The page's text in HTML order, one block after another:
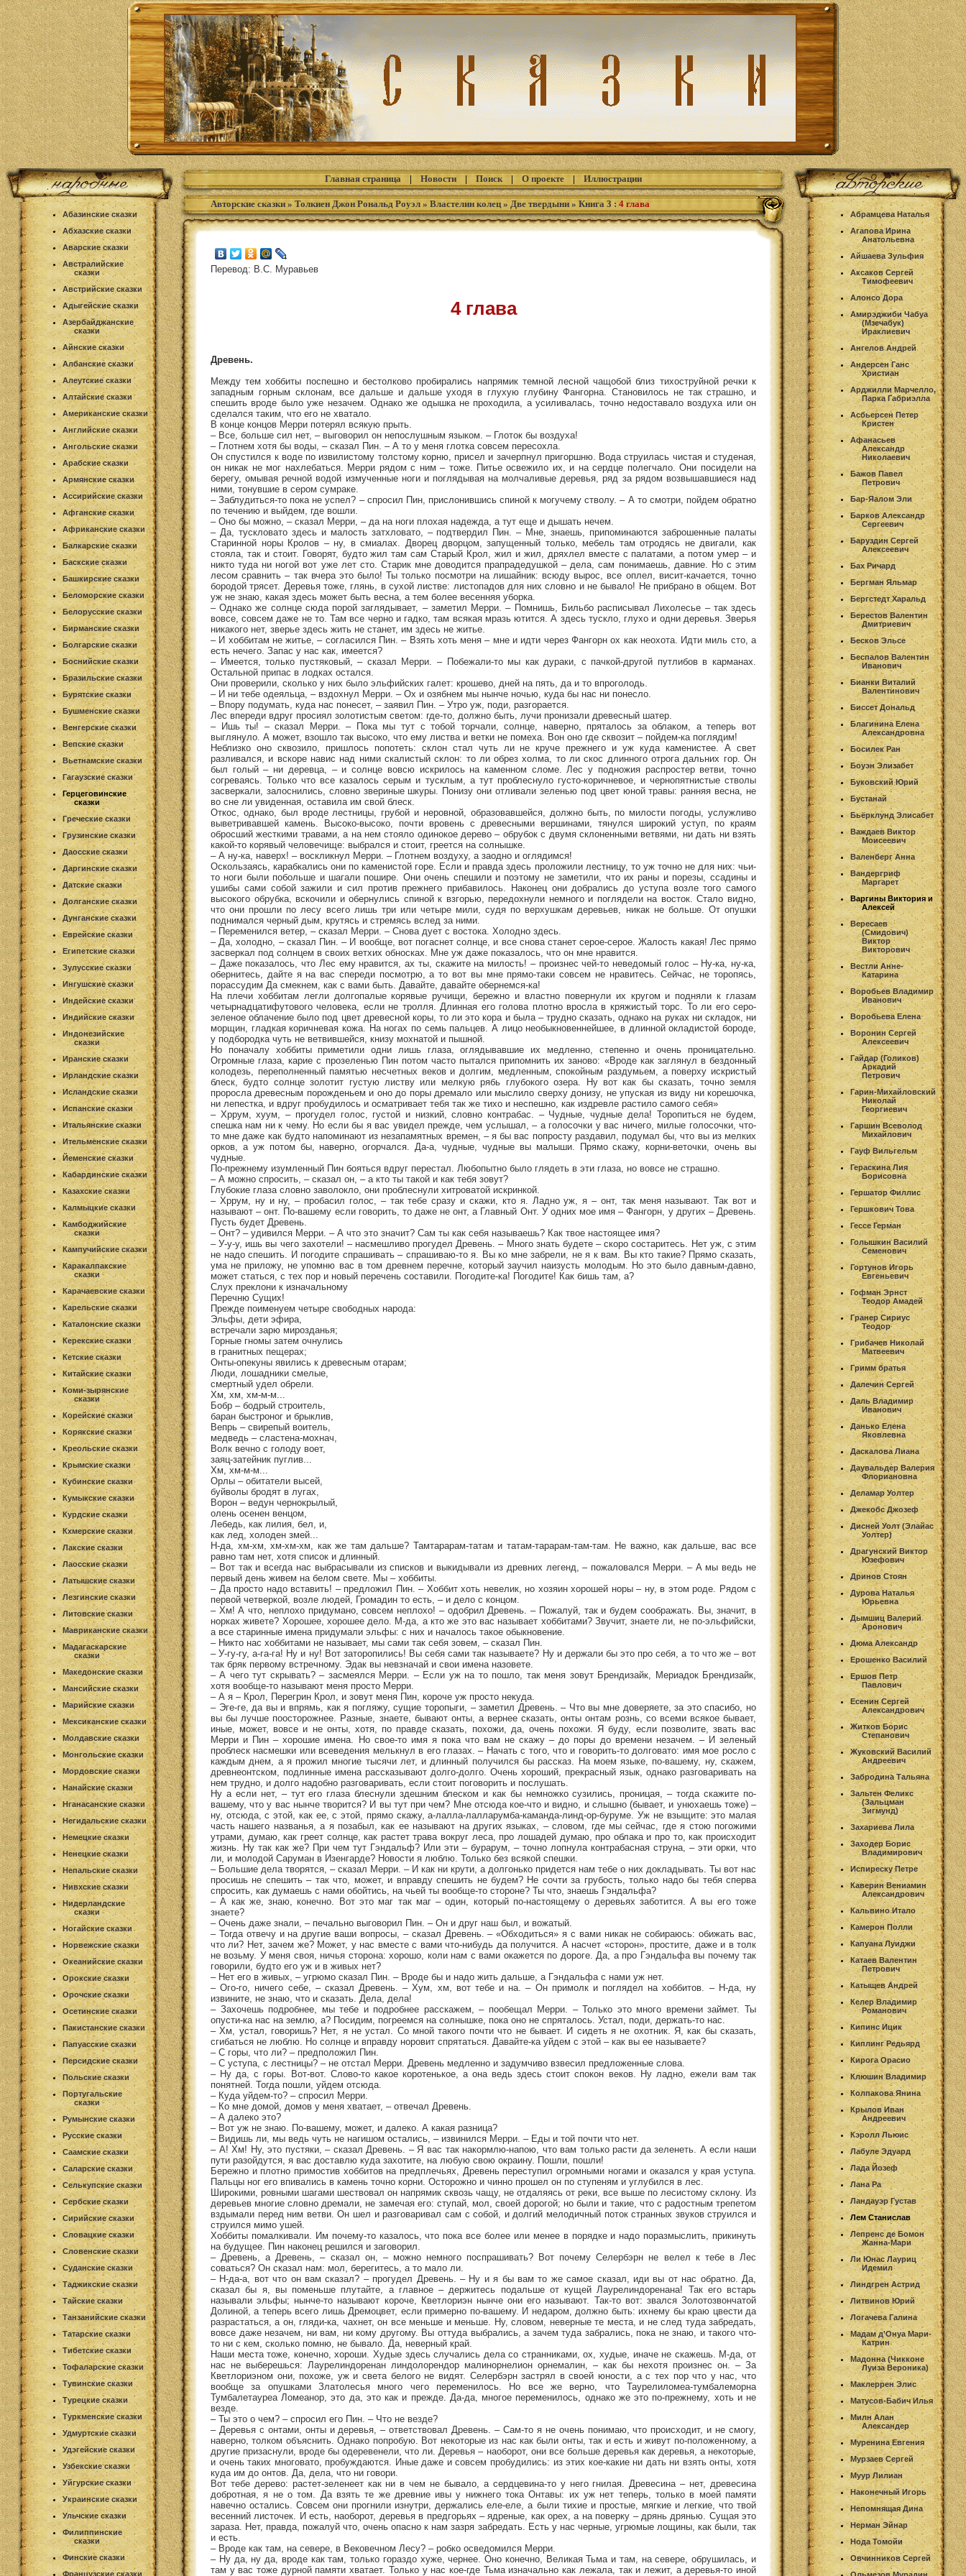
Абазинские сказки
Абхазские сказки
Аварские сказки
Австралийские
сказки
Австрийские сказки
Адыгейские сказки
Азербайджанские
сказки
Айнские сказки
Албанские сказки
Алеутские сказки
Алтайские сказки
Американские сказки
Английские сказки
Ангольские сказки
Арабские сказки
Армянские сказки
Ассирийские сказки
Афганские сказки
Африканские сказки
Балкарские сказки
Баскские сказки
Башкирские сказки
Беломорские сказки
Белорусские сказки
Бирманские сказки
Болгарские сказки
Боснийские сказки
Бразильские сказки
Бурятские сказки
Бушменские сказки
Венгерские сказки
Вепские сказки
Вьетнамские сказки
Гагаузские сказки
Герцеговинские
сказки
Греческие сказки
Грузинские сказки
Даосские сказки
Даргинские сказки
Датские сказки
Долганские сказки
Дунганские сказки
Еврейские сказки
Египетские сказки
Зулусские сказки
Ингушские сказки
Индейские сказки
Индийские сказки
Индонезийские
сказки
Иранские сказки
Ирландские сказки
Исландские сказки
Испанские сказки
Итальянские сказки
Ительменские сказки
Йеменские сказки
Кабардинские сказки
Казахские сказки
Калмыцкие сказки
Камбоджийские
сказки
Кампучийские сказки
Каракалпакские
сказки
Карачаевские сказки
Карельские сказки
Каталонские сказки
Керекские сказки
Кетские сказки
Китайские сказки
Коми-зырянские
сказки
Корейские сказки
Корякские сказки
Креольские сказки
Крымские сказки
Кубинские сказки
Кумыкские сказки
Курдские сказки
Кхмерские сказки
Лакские сказки
Лаосские сказки
Латышские сказки
Лезгинские сказки
Литовские сказки
Мавриканские сказки
Мадагаскарские
сказки
Македонские сказки
Мансийские сказки
Марийские сказки
Мексиканские сказки
Молдавские сказки
Монгольские сказки
Мордовские сказки
Нанайские сказки
Нганасанские сказки
Негидальские сказки
Немецкие сказки
Ненецкие сказки
Непальские сказки
Нивхские сказки
Нидерландские
сказки
Ногайские сказки
Норвежские сказки
Океанийские сказки
Орокские сказки
Орочские сказки
Осетинские сказки
Пакистанские сказки
Папуасские сказки
Персидские сказки
Польские сказки
Португальские
сказки
Румынские сказки
Русские сказки
Саамские сказки
Саларские сказки
Селькупские сказки
Сербские сказки
Сирийские сказки
Словацкие сказки
Словенские сказки
Суданские сказки
Таджикские сказки
Тайские сказки
Танзанийские сказки
Татарские сказки
Тибетские сказки
Тофаларские сказки
Тувинские сказки
Турецкие сказки
Туркменские сказки
Удмуртские сказки
Удэгейские сказки
Узбекские сказки
Уйгурские сказки
Украинские сказки
Ульчские сказки
Филиппинские
сказки
Финские сказки
Французские сказки
Главная страница| Новости| Поиск| О проекте| Иллюстрации
Авторские сказки » Толкиен Джон Рональд Роуэл » Властелин колец » Две твердыни » Книга 3 : 4 глава
Перевод: В.С. Муравьев
4 глава
Древень.
Между тем хоббиты поспешно и бестолково пробирались напрямик темной лесной чащобой близ тихоструйной речки к
западным горным склонам, все дальше и дальше уходя в глухую глубину Фангорна. Становилось не так страшно, и
спешить вроде было уже незачем. Однако же одышка не проходила, а усиливалась, точно недоставало воздуха или он
сделался таким, что его не хватало.
В конце концов Мерри потерял всякую прыть.
– Все, больше сил нет, – выговорил он непослушным языком. – Глоток бы воздуха!
– Глотнем хотя бы воды, – сказал Пин. – А то у меня глотка совсем пересохла.
Он спустился к воде по извилистому толстому корню, присел и зачерпнул пригоршню. Вода струилась чистая и студеная,
он никак не мог нахлебаться. Мерри рядом с ним – тоже. Питье освежило их, и на сердце полегчало. Они посидели на
берегу, омывая речной водой измученные ноги и поглядывая на молчаливые деревья, ряд за рядом возвышавшиеся над
ними, тонувшие в сером сумраке.
– Заблудиться-то пока не успел? – спросил Пин, прислонившись спиной к могучему стволу. – А то смотри, пойдем обратно
по течению и выйдем, где вошли.
– Оно бы можно, – сказал Мерри, – да на ноги плохая надежда, а тут еще и дышать нечем.
– Да, тускловато здесь и малость затхловато, – подтвердил Пин. – Мне, знаешь, припоминаются заброшенные палаты
Старинной норы Кролов – ну, в смиалах. Дворец дворцом, запущенный только, мебель там отродясь не двигали, как
стояла, так и стоит. Говорят, будто жил там сам Старый Крол, жил и жил, дряхлел вместе с палатами, а потом умер – и
никто туда ни ногой вот уже лет сто. Старик мне доводится прапрадедушкой – дела, сам понимаешь, давние. Но с этим
лесом сравнить – так вчера это было! Ты только посмотри на лишайник: всюду вырос, все оплел, висит-качается, точно
бородой трясет. Деревья тоже, глянь, в сухой листве: листопадов для них словно и не бывало! Не прибрано в общем. Вот
уж не знаю, какая здесь может быть весна, а тем более весенняя уборка.
– Однако же солнце сюда порой заглядывает, – заметил Мерри. – Помнишь, Бильбо расписывал Лихолесье – так здесь
вовсе, совсем даже не то. Там все черно и гадко, там всякая мразь ютится. А здесь тускло, глухо и одни деревья. Зверья
никакого нет, зверье здесь жить не станет, им здесь не житье.
– И хоббитам не житье, – согласился Пин. – Взять хоть меня – мне и идти через Фангорн ох как неохота. Идти миль сто, а
есть нечего. Запас у нас как, имеется?
– Имеется, только пустяковый, – сказал Мерри. – Побежали-то мы как дураки, с пачкой-другой путлибов в карманах.
Остальной припас в лодках остался.
Они проверили, сколько у них было эльфийских галет: крошево, дней на пять, да и то впроголодь.
– И ни тебе одеяльца, – вздохнул Мерри. – Ох и озябнем мы нынче ночью, куда бы нас ни понесло.
– Впору подумать, куда нас понесет, – заявил Пин. – Утро уж, поди, разгорается.
Лес впереди вдруг просиял золотистым светом: где-то, должно быть, лучи пронизали древесный шатер.
– Ишь ты! – сказал Мерри. – Пока мы тут с тобой торчали, солнце, наверно, пряталось за облаком, а теперь вот
выглянуло. А может, взошло так высоко, что ему листва и ветки не помеха. Вон оно где сквозит – пойдем-ка поглядим!
Неблизко оно сквозило, пришлось попотеть: склон стал чуть ли не круче прежнего и уж куда каменистее. А свет
разливался, и вскоре навис над ними скалистый склон: то ли обрез холма, то ли скос длинного отрога дальних гор. Он
был голый – ни деревца, – и солнце вовсю искрилось на каменном сломе. Лес у подножия распростер ветви, точно
согреваясь. Только что все казалось серым и тусклым, а тут проблеснуло густо-коричневое, и чернопятнистые стволы
засверкали, залоснились, словно звериные шкуры. Понизу они отливали зеленью под цвет юной травы: ранняя весна, не
во сне ли увиденная, оставила им свой блеск.
Откос, однако, был вроде лестницы, грубой и неровной, образовавшейся, должно быть, по милости погоды, услужливо
выветривавшей камень. Высоко-высоко, почти вровень с древесными вершинами, тянулся широкий уступ, по краям
обросший жесткими травами, а на нем стояло одинокое дерево – обрубок с двумя склоненными ветвями, ни дать ни взять
какой-то корявый человечище: выбрался и стоит, греется на солнышке.
– А ну-ка, наверх! – воскликнул Мерри. – Глотнем воздуху, а заодно и оглядимся!
Оскользаясь, карабкались они по каменистой горе. Если и правда здесь проложили лестницу, то уж точно не для них: чьи-
то ноги были побольше и шагали пошире. Они очень спешили и поэтому не заметили, что их раны и порезы, ссадины и
ушибы сами собой зажили и сил против прежнего прибавилось. Наконец они добрались до уступа возле того самого
высокого обрубка, вскочили и обернулись спиной к взгорью, передохнули немного и поглядели на восток. Стало видно,
что они прошли по лесу всего лишь три или четыре мили, судя по верхушкам деревьев, никак не больше. От опушки
поднимался черный дым, крутясь и стремясь вслед за ними.
– Переменился ветер, – сказал Мерри. – Снова дует с востока. Холодно здесь.
– Да, холодно, – сказал Пин. – И вообще, вот погаснет солнце, и все снова станет серое-серое. Жалость какая! Лес прямо
засверкал под солнцем в своих ветхих обносках. Мне уж даже показалось, что он мне нравится.
– Даже показалось, что Лес ему нравится, ах ты, скажите на милость! – произнес чей-то неведомый голос – Ну-ка, ну-ка,
обернитесь, дайте я на вас спереди посмотрю, а то вот вы мне прямо-таки совсем не нравитесь. Сейчас, не торопясь,
порассудим Да смекнем, как с вами быть. Давайте, давайте обернемся-ка!
На плечи хоббитам легли долгопалые корявые ручищи, бережно и властно повернули их кругом и подняли к глазам
четырнадцатифутового человека, если не тролля. Длинная его голова плотно вросла в кряжистый торс. То ли его серо-
зеленое облачение было под цвет древесной коры, то ли это кора и была – трудно сказать, однако на руках ни складок, ни
морщин, гладкая коричневая кожа. На ногах по семь пальцев. А лицо необыкновеннейшее, в длинной окладистой бороде,
у подбородка чуть не ветвившейся, книзу мохнатой и пышной.
Но поначалу хоббиты приметили одни лишь глаза, оглядывавшие их медленно, степенно и очень проницательно.
Огромные глаза, карие с прозеленью Пин потом часто пытался припомнить их заново: «Вроде как заглянул в бездонный
колодезь, переполненный памятью несчетных веков и долгим, медленным, спокойным раздумьем, а поверху искристый
блеск, будто солнце золотит густую листву или мелкую рябь глубокого озера. Ну вот как бы сказать, точно земля
проросла древесным порожденьем и оно до поры дремало или мыслило сверху донизу, не упуская из виду ни корешочка,
ни лепестка, и вдруг пробудилось и осматривает тебя так же тихо и неспешно, как издревле растило самого себя»
– Хррум, хуум, – прогудел голос, густой и низкий, словно контрабас. – Чудные, чудные дела! Торопиться не будем,
спешка нам ни к чему. Но если бы я вас увидел прежде, чем услышал, – а голосочки у вас ничего, милые голосочки, что-
то мне даже как будто напоминают из незапамятных времен, – я бы вас попросту раздавил, подумал бы, что вы из мелких
орков, а уж потом бы, наверно, огорчался. Да-а, чудные, чудные вы малыши. Прямо скажу, корни-веточки, очень вы
чудные.
По-прежнему изумленный Пин бояться вдруг перестал. Любопытно было глядеть в эти глаза, но вовсе не страшно.
– А можно спросить, – сказал он, – а кто ты такой и как тебя зовут?
Глубокие глаза словно заволокло, они проблеснули хитроватой искринкой.
– Хррум, ну и ну, – пробасил голос, – так тебе сразу и скажи, кто я. Ладно уж, я – онт, так меня называют. Так вот и
называют – онт. По-вашему если говорить, то даже не онт, а Главный Онт. У одних мое имя – Фангорн, у других – Древень.
Пусть будет Древень.
– Онт? – удивился Мерри. – А что это значит? Сам ты как себя называешь? Как твое настоящее имя?
– У-у-у, ишь вы чего захотели! – насмешливо прогудел Древень. – Много знать будете – скоро состаритесь. Нет уж, с этим
не надо спешить. И погодите спрашивать – спрашиваю-то я. Вы ко мне забрели, не я к вам. Вы кто такие? Прямо сказать,
ума не приложу, не упомню вас в том древнем перечне, который заучил наизусть молодым. Но это было давным-давно,
может статься, с тех пор и новый перечень составили. Погодите-ка! Погодите! Как бишь там, а?
Слух преклони к изначальному
Перечню Сущих!
Прежде поименуем четыре свободных народа:
Эльфы, дети эфира,
встречали зарю мирозданья;
Горные гномы затем очнулись
в гранитных пещерах;
Онты-опекуны явились к древесным отарам;
Люди, лошадники смелые,
смертный удел обрели.
Хм, хм, хм-м-м...
Бобр – бодрый строитель,
баран быстроног и брыклив,
Вепрь – свирепый воитель,
медведь – сластена-мохнач,
Волк вечно с голоду воет,
заяц-затейник пуглив...
Хм, хм-м-м...
Орлы – обитатели высей,
буйволы бродят в лугах,
Ворон – ведун чернокрылый,
олень осенен венцом,
Лебедь, как лилия, бел, и,
как лед, холоден змей...
Н-да, хм-хм, хм-хм-хм, как же там дальше? Тамтарарам-татам и татам-тарарам-там-там. Не важно, как дальше, вас все
равно там нет, хотя список и длинный.
– Вот так и всегда нас выбрасывали из списков и выкидывали из древних легенд, – пожаловался Мерри. – А мы ведь не
первый день живем на белом свете. Мы – хоббиты.
– Да просто надо вставить! – предложил Пин. – Хоббит хоть невелик, но хозяин хорошей норы – ну, в этом роде. Рядом с
первой четверкой, возле людей, Громадин то есть, – и дело с концом.
– Хм! А что, неплохо придумано, совсем неплохо! – одобрил Древень. – Пожалуй, так и будем соображать. Вы, значит, в
норках живете? Хорошее, хорошее дело. М-да, а кто же это вас называет хоббитами? Звучит, знаете ли, не по-эльфийски,
а все старинные имена придумали эльфы: с них и началось такое обыкновение.
– Никто нас хоббитами не называет, мы сами так себя зовем, – сказал Пин.
– У-гу-гу, а-га-га! Ну и ну! Вот заторопились! Вы себя сами так называете? Ну и держали бы это про себя, а то что же – вот
так бряк первому встречному. Эдак вы невзначай и свои имена назовете.
– А чего тут скрывать? – засмеялся Мерри. – Если уж на то пошло, так меня зовут Брендизайк, Мериадок Брендизайк,
хотя вообще-то называют меня просто Мерри.
– А я – Крол, Перегрин Крол, и зовут меня Пин, короче уж просто некуда.
– Эге-ге, да вы и впрямь, как я погляжу, сущие торопыги, – заметил Древень. – Что вы мне доверяете, за это спасибо, но
вы бы лучше поосторожнее. Разные, знаете, бывают онты, а вернее сказать, онты онтам рознь, со всеми всякое бывает,
иные, может, вовсе и не онты, хотя, по правде сказать, похожи, да, очень похожи. Я буду, если позволите, звать вас
Мерри и Пин – хорошие имена. Но свое-то имя я пока что вам не скажу – до поры до времени незачем. – И зеленый
проблеск насмешки или всеведения мелькнул в его глазах. – Начать с того, что и говорить-то долговато: имя мое росло с
каждым днем, а я прожил многие тысячи лет, и длинный получился бы рассказ. На моем языке, по-вашему, ну, скажем,
древнеонтском, подлинные имена рассказывают долго-долго. Очень хороший, прекрасный язык, однако разговаривать на
нем трудно, и долго надобно разговаривать, если стоит поговорить и послушать.
Ну а если нет, – тут его глаза блеснули здешним блеском и как бы немножко сузились, проницая, – тогда скажите по-
вашему, что у вас нынче творится? И вы тут при чем? Мне отсюда кое-что и видно, и слышно (бывает, и унюхаешь тоже) –
ну, отсюда, с этой, как ее, с этой, прямо скажу, а-лалла-лалларумба-каманда-линд-ор-буруме. Уж не взыщите: это малая
часть нашего названья, а я позабыл, как ее называют на других языках, – словом, где мы сейчас, где я стою погожими
утрами, думаю, как греет солнце, как растет трава вокруг леса, про лошадей думаю, про облака и про то, как происходит
жизнь. Ну так как же? При чем тут Гэндальф? Или эти – бурарум, – точно лопнула контрабасная струна, – эти орки, что
ли, и молодой Саруман в Изенгарде? Новости я люблю. Только без всякой спешки.
– Большие дела творятся, – сказал Мерри. – И как ни крути, а долгонько придется нам тебе о них докладывать. Ты вот нас
просишь не спешить – так что, может, и вправду спешить не будем? Не сочти за грубость, только надо бы тебя сперва
спросить, как думаешь с нами обойтись, на чьей ты вообще-то стороне? Ты что, знаешь Гэндальфа?
– А как же, знаю, конечно. Вот это маг так маг – один, который по-настоящему о деревьях заботится. А вы его тоже
знаете?
– Очень даже знали, – печально выговорил Пин. – Он и друг наш был, и вожатый.
– Тогда отвечу и на другие ваши вопросы, – сказал Древень. – «Обходиться» я с вами никак не собираюсь: обижать вас,
что ли? Нет, зачем же? Может, у нас вместе с вами что-нибудь да получится. А насчет «сторон», простите, даже и в толк
не возьму. У меня своя, ничья сторона: хорошо, коли нам с вами окажется по дороге. Да, а про Гэндальфа вы почему так
говорили, будто его уж и в живых нет?
– Нет его в живых, – угрюмо сказал Пин. – Вроде бы и надо жить дальше, а Гэндальфа с нами уж нет.
– Ого-го, ничего себе, – сказал Древень. – Хум, хм, вот тебе и на. – Он примолк и поглядел на хоббитов. – Н-да, ну
извините, не знаю, что и сказать. Дела, дела!
– Захочешь подробнее, мы тебе и подробнее расскажем, – пообещал Мерри. – Только это много времени займет. Ты
опусти-ка нас на землю, а? Посидим, погреемся на солнышке, пока оно не спряталось. Устал, поди, держать-то нас.
– Хм, устал, говоришь? Нет, я не устал. Со мной такого почти что не бывает. И сидеть я не охотник. Я, как бы сказать,
сгибаться не люблю. Но солнце и вправду норовит спрятаться. Давайте-ка уйдем с этой – как вы ее называете?
– С горы, что ли? – предположил Пин.
– С уступа, с лестницы? – не отстал Мерри. Древень медленно и задумчиво взвесил предложенные слова.
– Ну да, с горы. Вот-вот. Слово-то какое коротенькое, а она ведь здесь стоит спокон веков. Ну ладно, ежели вам так
понятней. Тогда пошли, уйдем отсюда.
– Куда уйдем-то? – спросил Мерри.
– Ко мне домой, домов у меня хватает, – отвечал Древень.
– А далеко это?
– Вот уж не знаю. По-вашему, может, и далеко. А какая разница?
– Видишь ли, мы ведь чуть не нагишом остались, – извинился Мерри. – Еды и той почти что нет.
– А! Хм! Ну, это пустяки, – сказал Древень. – Я вас так накормлю-напою, что вам только расти да зеленеть. А если наши
пути разойдутся, я вас доставлю куда захотите, на любую свою окраину. Пошли, пошли!
Бережно и плотно примостив хоббитов на предплечьях, Древень переступил огромными ногами и оказался у края уступа.
Пальцы ног его впивались в камень точно корни. Осторожно и чинно прошел он по ступеням и углубился в лес.
Широкими, ровными шагами шествовал он напрямик сквозь чащу, не отдаляясь от реки, все выше по лесистому склону. Из
деревьев многие словно дремали, не замечая его: ступай, мол, своей дорогой; но были и такие, что с радостным трепетом
вздымали перед ним ветви. Он шел и разговаривал сам с собой, и долгий мелодичный поток странных звуков струился и
струился мимо ушей.
Хоббиты помалкивали. Им почему-то казалось, что пока все более или менее в порядке и надо поразмыслить, прикинуть
на будущее. Пин наконец решился и заговорил.
– Древень, а Древень, – сказал он, – можно немного поспрашивать? Вот почему Селербэрн не велел к тебе в Лес
соваться? Он сказал нам: мол, берегитесь, а то мало ли.
– Н-да-а, вот что он вам сказал? – прогудел Древень. – Ну и я бы вам то же самое сказал, иди вы от нас обратно. Да,
сказал бы я, вы поменьше плутайте, а главное – держитесь подальше от кущей Лаурелиндоренана! Так его встарь
называли эльфы; нынче-то называют короче, Кветлориэн нынче они его называют. Так-то вот: звался Золотозвончатой
Долиной, а теперь всего лишь Дремоцвет, если примерно по-вашему. И недаром, должно быть: ихнему бы краю цвести да
разрастаться, а он, гляди-ка, чахнет, он все меньше и меньше. Ну, словом, неверные те места, и не след туда забредать,
вовсе даже незачем, ни вам, ни кому другому. Вы оттуда выбрались, а зачем туда забрались, пока не знаю, и такого что-
то ни с кем, сколько помню, не бывало. Да, неверный край.
Наши места тоже, конечно, хороши. Худые здесь случались дела со странниками, ох, худые, иначе не скажешь. М-да, от
нас не выберешься: Лаурелиндоренан линдолорендор малинорнелион орнемалин, – как бы нехотя произнес он. – За
Кветлориэном они, похоже, уж и света белого не видят. Селербэрн застрял в своей юности, а с тех пор что у нас, что
вообще за опушками Златолесья много чего переменилось. Но все же верно, что Таурелиломеа-тумбалеморна
Тумбалетауреа Ломеанор, это да, это как и прежде. Да-да, многое переменилось, однако же это по-прежнему, хоть и не
везде.
– Ты это о чем? – спросил его Пин. – Что не везде?
– Деревья с онтами, онты и деревья, – ответствовал Древень. – Сам-то я не очень понимаю, что происходит, и не смогу,
наверно, толком объяснить. Однако попробую. Вот некоторые из нас как были онты, так и есть и живут по-положенному, а
другие призаснули, вроде бы одеревенели, что ли. Деревья – наоборот, они все больше деревья как деревья, а некоторые,
и очень таких многовато, пробуждаются. Иные даже и совсем пробудились: из этих кое-какие ни дать ни взять онты, хотя
куда им до онтов. Да, дела, что ни говори.
Вот тебе дерево: растет-зеленеет как ни в чем не бывало, а сердцевина-то у него гнилая. Древесина – нет, древесина
добротная, я не о том. Да взять те же древние ивы у нижнего тока Онтавы: их уж нет теперь, только в моей памяти
навечно остались. Совсем они прогнили изнутри, держались еле-еле, а были тихие и простые, мягкие и легкие, что твой
весенний листочек. И есть, наоборот, деревья в предгорьях – ядреные, как орех, а на поверку – дрянь дрянью. Сущая это
зараза. Нет, правда, пожалуй что, очень опасно к нам зазря забредать. Есть у нас черные, угрюмые лощины, как были, так
и есть.
– Вроде как там, на севере, в Вековечном Лесу? – робко осведомился Мерри.
– Ну да, ну да, вроде как там, только гораздо хуже, чернее. Оно конечно, Великая Тьма и там, на севере, обрушилась, и
там у вас тоже дурной памяти хватает. Только у нас кое-где Тьма изначально как лежала, так и лежит, а деревья-то иной
Абрамцева Наталья
Агапова Ирина
Анатольевна
Айшаева Зульфия
Аксаков Сергей
Тимофеевич
Алонсо Дора
Амирэджиби Чабуа
(Мзечабук)
Ираклиевич
Ангелов Андрей
Андерсен Ганс
Христиан
Арджилли Марчелло,
Парка Габриэлла
Асбьерсен Петер
Кристен
Афанасьев
Александр
Николаевич
Бажов Павел
Петрович
Бар-Яалом Эли
Барков Александр
Сергеевич
Баруздин Сергей
Алексеевич
Бах Ричард
Бергман Яльмар
Бергстедт Харальд
Берестов Валентин
Дмитриевич
Бесков Эльсе
Беспалов Валентин
Иванович
Бианки Виталий
Валентинович
Биссет Дональд
Благинина Елена
Александровна
Босилек Ран
Боуэн Элизабет
Буковский Юрий
Бустанай
Бьёрклунд Элисабет
Важдаев Виктор
Моисеевич
Валенберг Анна
Вандергриф
Маргарет
Варгины Виктория и
Алексей
Вересаев
(Смидович)
Виктор
Викторович
Вестли Анне-
Катарина
Воробьев Владимир
Иванович
Воробьева Елена
Воронин Сергей
Алексеевич
Гайдар (Голиков)
Аркадий
Петрович
Гарин-Михайловский
Николай
Георгиевич
Гаршин Всеволод
Михайлович
Гауф Вильгельм
Гераскина Лия
Борисовна
Гершатор Филлис
Гершкович Това
Гессе Герман
Голышкин Василий
Семенович
Гортунов Игорь
Евгеньевич
Гофман Эрнст
Теодор Амадей
Гранер Сириус
Теодор
Грибачев Николай
Матвеевич
Гримм братья
Далечин Сергей
Даль Владимир
Иванович
Данько Елена
Яковлевна
Даскалова Лиана
Даувальдер Валерия
Флориановна
Деламар Уолтер
Джекобс Джозеф
Дисней Уолт (Элайас
Уолтер)
Драгунский Виктор
Юзефович
Дринов Стоян
Дурова Наталья
Юрьевна
Дымшиц Валерий
Аронович
Дюма Александр
Ерошенко Василий
Ершов Петр
Павлович
Есенин Сергей
Александрович
Житков Борис
Степанович
Жуковский Василий
Андреевич
Забродина Тальяна
Зальтен Феликс
(Зальцман
Зигмунд)
Захариева Лила
Заходер Борис
Владимирович
Испиреску Петре
Каверин Вениамин
Александрович
Кальвино Итало
Камерон Полли
Капуана Луиджи
Катаев Валентин
Петрович
Катыщев Андрей
Келер Владимир
Романович
Кипинс Ицик
Киплинг Редьярд
Кирога Орасио
Клюшин Владимир
Колпакова Янина
Крылов Иван
Андреевич
Кэролл Льюис
Лабуле Эдуард
Лада Йозеф
Лана Ра
Ландауэр Густав
Лем Станислав
Лепренс де Бомон
Жанна-Мари
Ли Юнас Лауриц
Идемил
Линдгрен Астрид
Литвинов Юрий
Логачева Галина
Мадам д'Онуа Мари-
Катрин
Мадонна (Чикконе
Луиза Вероника)
Маклеррен Элис
Матусов-Бабич Илья
Милн Алан
Александер
Муренина Евгения
Мурзаев Сергей
Муур Лилиан
Наконечный Игорь
Непомнящая Дина
Нерман Эйнар
Нода Томойи
Овчинников Сергей